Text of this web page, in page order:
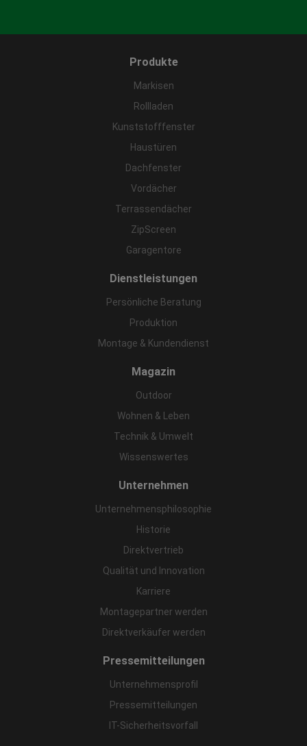
Produkte
Markisen
Rollladen
Kunststofffenster
Haustüren
Dachfenster
Vordächer
Terrassendächer
ZipScreen
Garagentore
Dienstleistungen
Persönliche Beratung
Produktion
Montage & Kundendienst
Magazin
Outdoor
Wohnen & Leben
Technik & Umwelt
Wissenswertes
Unternehmen
Unternehmensphilosophie
Historie
Direktvertrieb
Qualität und Innovation
Karriere
Montagepartner werden
Direktverkäufer werden
Pressemitteilungen
Unternehmensprofil
Pressemitteilungen
IT-Sicherheitsvorfall